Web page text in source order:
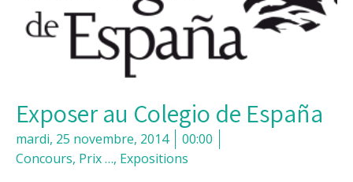
Exposer au Colegio de España
mardi, 25 novembre, 2014
00:00
Concours, Prix …, Expositions